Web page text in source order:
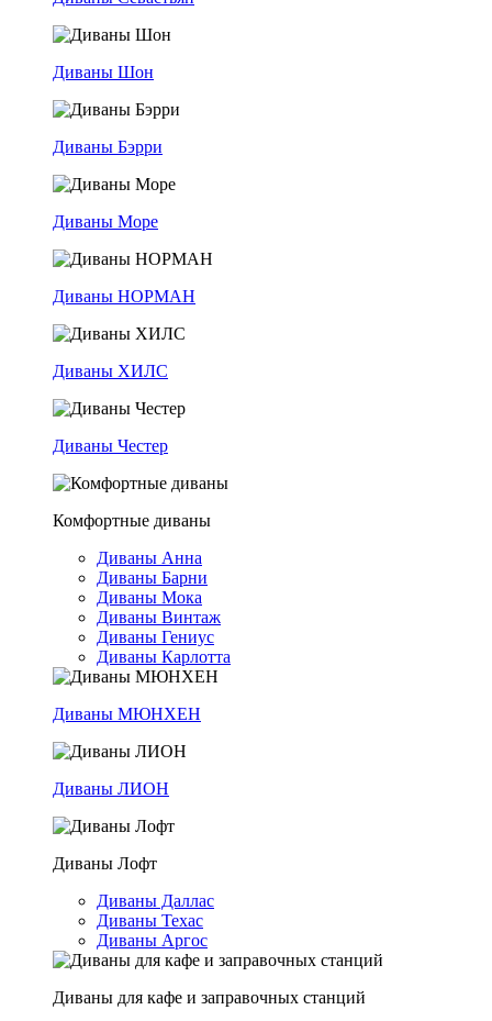
Диваны Шон
Диваны Бэрри
Диваны Море
Диваны НОРМАН
Диваны ХИЛС
Диваны Честер
Комфортные диваны
Диваны Анна
Диваны Барни
Диваны Мока
Диваны Винтаж
Диваны Гениус
Диваны Карлотта
Диваны МЮНХЕН
Диваны ЛИОН
Диваны Лофт
Диваны Даллас
Диваны Техас
Диваны Аргос
Диваны для кафе и заправочных станций